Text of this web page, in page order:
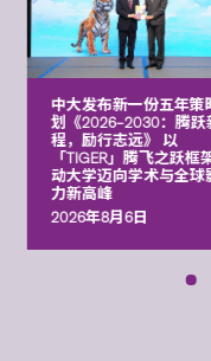
中大发布新一份五年策
划《2026‒2030：腾跃
程，励行志远》 以
「TIGER」腾飞之跃框
动大学迈向学术与全球
力新高峰
2026年8月6日